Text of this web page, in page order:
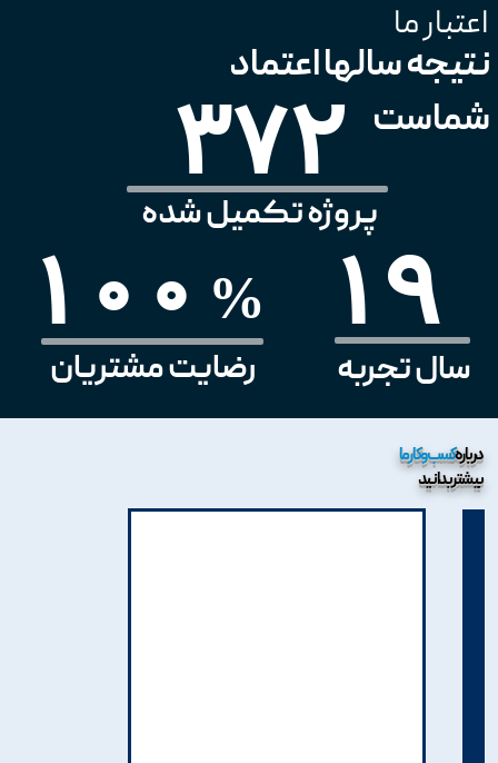
اعتبار ما
نتیجه سالها اعتماد
شماست
سال تجربه
پروژه تکمیل شده
رضایت مشتریان
19
372
100 %
دربارهکسب و کار ما
بیشتر بدانید